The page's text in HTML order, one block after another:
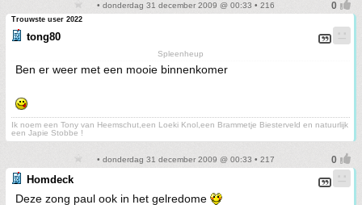
• donderdag 31 december 2009 @ 00:33 • 216
Trouwste user 2022
tong80
Spleenheup
Ben er weer met een mooie binnenkomer
Ik noem een Tony van Heemschut,een Loeki Knol,een Brammetje Biesterveld en natuurlijk
een Japie Stobbe !
• donderdag 31 december 2009 @ 00:33 • 217
Homdeck
Deze zong paul ook in het gelredome